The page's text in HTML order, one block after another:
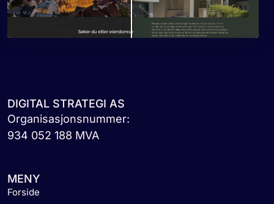
DIGITAL STRATEGI AS
Organisasjonsnummer:
934 052 188 MVA
MENY
Forside